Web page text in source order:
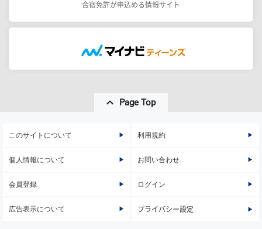
合宿免許が申込める情報サイト
Page Top
このサイトについて 利用規約
個人情報について お問い合わせ
会員登録 ログイン
広告表示について プライバシー設定